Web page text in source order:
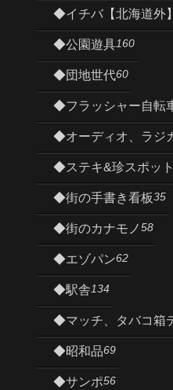
◆イチバ【北海道外】
◆公園遊具160
◆団地世代60
◆フラッシャー自転
◆オーディオ、ラジ
◆ステキ&珍スポット
◆街の手書き看板35
◆街のカナモノ58
◆エゾパン62
◆駅舎134
◆マッチ、タバコ箱
◆昭和品69
◆サンポ56